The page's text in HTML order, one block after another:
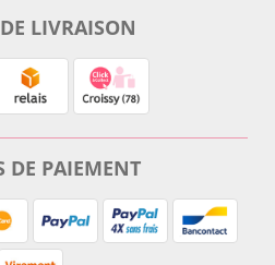
LIVRAISON
DE PAIEMENT